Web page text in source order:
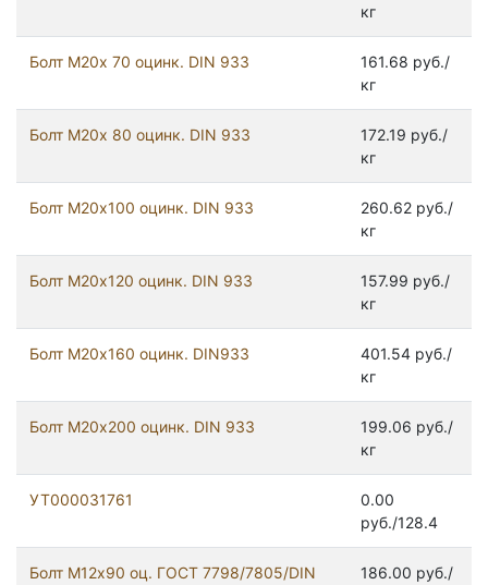
кг
Болт М20х 70 оцинк. DIN 933
161.68 руб./
кг
Болт М20х 80 оцинк. DIN 933
172.19 руб./
кг
Болт М20х100 оцинк. DIN 933
260.62 руб./
кг
Болт М20х120 оцинк. DIN 933
157.99 руб./
кг
Болт М20х160 оцинк. DIN933
401.54 руб./
кг
Болт М20х200 оцинк. DIN 933
199.06 руб./
кг
УТ000031761
0.00
руб./128.4
Болт М12x90 оц. ГОСТ 7798/7805/DIN
186.00 руб./